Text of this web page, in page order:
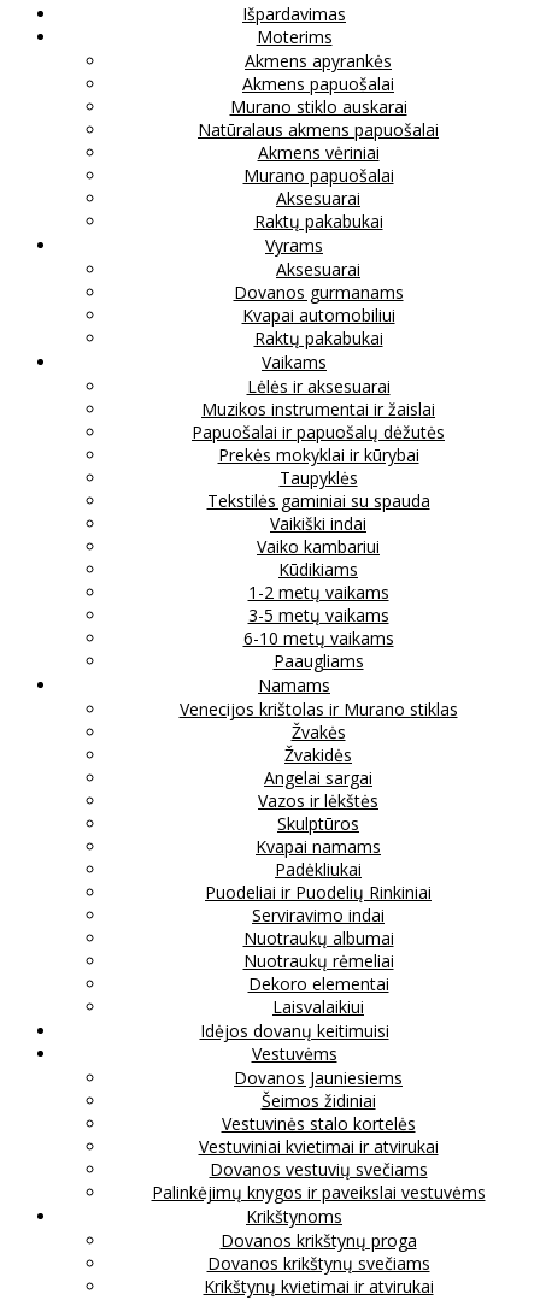
Išpardavimas
Moterims
Akmens apyrankės
Akmens papuošalai
Murano stiklo auskarai
Natūralaus akmens papuošalai
Akmens vėriniai
Murano papuošalai
Aksesuarai
Raktų pakabukai
Vyrams
Aksesuarai
Dovanos gurmanams
Kvapai automobiliui
Raktų pakabukai
Vaikams
Lėlės ir aksesuarai
Muzikos instrumentai ir žaislai
Papuošalai ir papuošalų dėžutės
Prekės mokyklai ir kūrybai
Taupyklės
Tekstilės gaminiai su spauda
Vaikiški indai
Vaiko kambariui
Kūdikiams
1-2 metų vaikams
3-5 metų vaikams
6-10 metų vaikams
Paaugliams
Namams
Venecijos krištolas ir Murano stiklas
Žvakės
Žvakidės
Angelai sargai
Vazos ir lėkštės
Skulptūros
Kvapai namams
Padėkliukai
Puodeliai ir Puodelių Rinkiniai
Serviravimo indai
Nuotraukų albumai
Nuotraukų rėmeliai
Dekoro elementai
Laisvalaikiui
Idėjos dovanų keitimuisi
Vestuvėms
Dovanos Jauniesiems
Šeimos židiniai
Vestuvinės stalo kortelės
Vestuviniai kvietimai ir atvirukai
Dovanos vestuvių svečiams
Palinkėjimų knygos ir paveikslai vestuvėms
Krikštynoms
Dovanos krikštynų proga
Dovanos krikštynų svečiams
Krikštynų kvietimai ir atvirukai